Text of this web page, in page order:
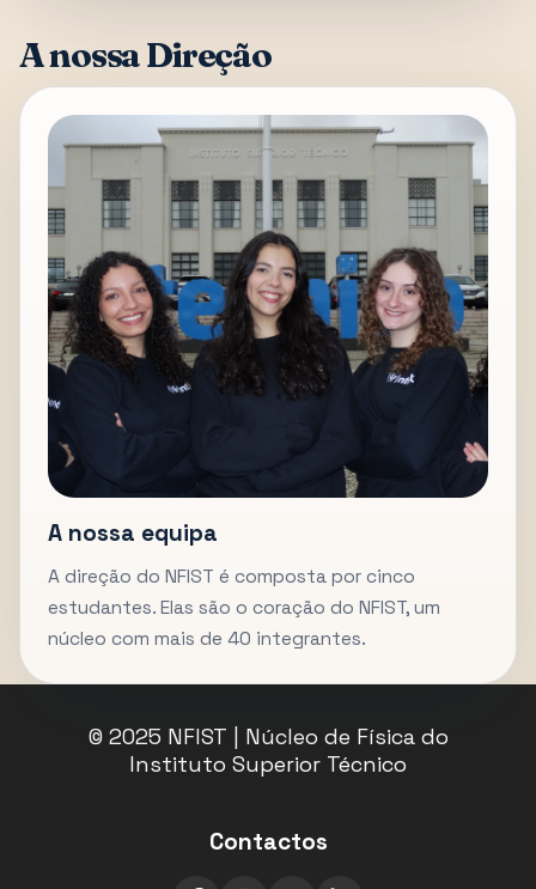
A nossa Direção
A nossa equipa
A direção do NFIST é composta por cinco
estudantes. Elas são o coração do NFIST, um
núcleo com mais de 40 integrantes.
© 2025 NFIST | Núcleo de Física do
Instituto Superior Técnico
Contactos